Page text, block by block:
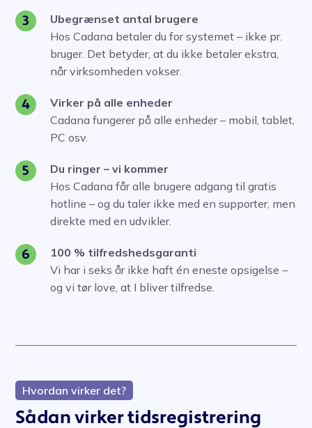
3
Ubegrænset antal brugere
Hos Cadana betaler du for systemet – ikke pr.
bruger. Det betyder, at du ikke betaler ekstra,
når virksomheden vokser.
4
Virker på alle enheder
Cadana fungerer på alle enheder – mobil, tablet,
PC osv.
5
Du ringer – vi kommer
Hos Cadana får alle brugere adgang til gratis
hotline – og du taler ikke med en supporter, men
direkte med en udvikler.
6
100 % tilfredshedsgaranti
Vi har i seks år ikke haft én eneste opsigelse –
og vi tør love, at I bliver tilfredse.
Hvordan virker det?
Sådan virker tidsregistrering